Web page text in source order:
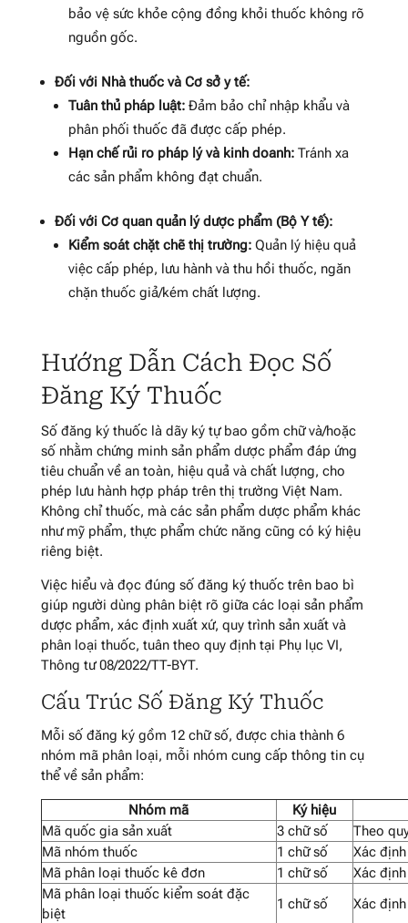
bảo vệ sức khỏe cộng đồng khỏi thuốc không rõ
nguồn gốc.
Đối với Nhà thuốc và Cơ sở y tế:
Tuân thủ pháp luật:Đảm bảo chỉ nhập khẩu và
phân phối thuốc đã được cấp phép.
Hạn chế rủi ro pháp lý và kinh doanh:Tránh xa
các sản phẩm không đạt chuẩn.
Đối với Cơ quan quản lý dược phẩm (Bộ Y tế):
Kiểm soát chặt chẽ thị trường:Quản lý hiệu quả
việc cấp phép, lưu hành và thu hồi thuốc, ngăn
chặn thuốc giả/kém chất lượng.
Hướng Dẫn Cách Đọc Số
Đăng Ký Thuốc
Số đăng ký thuốc là dãy ký tự bao gồm chữ và/hoặc
số nhằm chứng minh sản phẩm dược phẩm đáp ứng
tiêu chuẩn về an toàn, hiệu quả và chất lượng, cho
phép lưu hành hợp pháp trên thị trường Việt Nam.
Không chỉ thuốc, mà các sản phẩm dược phẩm khác
như mỹ phẩm, thực phẩm chức năng cũng có ký hiệu
riêng biệt.
Việc hiểu và đọc đúng số đăng ký thuốc trên bao bì
giúp người dùng phân biệt rõ giữa các loại sản phẩm
dược phẩm, xác định xuất xứ, quy trình sản xuất và
phân loại thuốc, tuân theo quy định tại Phụ lục VI,
Thông tư 08/2022/TT-BYT.
Cấu Trúc Số Đăng Ký Thuốc
Mỗi số đăng ký gồm 12 chữ số, được chia thành 6
nhóm mã phân loại, mỗi nhóm cung cấp thông tin cụ
thể về sản phẩm:
Nhóm mã
Ký hiệu
Mã quốc gia sản xuất
3 chữ số
Theo
Mã nhóm thuốc
1 chữ số
Xác
Mã phân loại thuốc kê đơn
1 chữ số
Xác
Mã phân loại thuốc kiểm soát đặc
biệt
1 chữ số
Xác